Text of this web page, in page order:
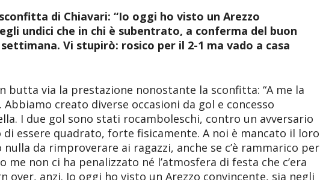
di Chiavari: “Io oggi ho visto un Arezzo
undici che in chi è subentrato, a conferma del buon
Vi stupirò: rosico per il 2-1 ma vado a casa
butta via la prestazione nonostante la sconfitta: “A me la
creato diverse occasioni da gol e concesso
I due gol sono stati rocamboleschi, contro un avversario
essere quadrato, forte fisicamente. A noi è mancato il loro
da rimproverare ai ragazzi, anche se c’è rammarico per
me non ci ha penalizzato né l’atmosfera di festa che c’era
over, anzi. Io oggi ho visto un Arezzo convincente, sia negli